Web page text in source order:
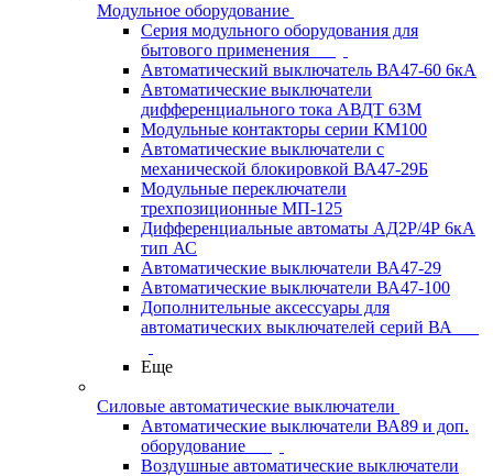
Модульное оборудование
Серия модульного оборудования для
бытового применения
Автоматический выключатель ВА47-60 6кА
Автоматические выключатели
дифференциального тока АВДТ 63М
Модульные контакторы серии КМ100
Автоматические выключатели с
механической блокировкой ВА47-29Б
Модульные переключатели
трехпозиционные МП-125
Дифференциальные автоматы АД2Р/4Р 6кА
тип АС
Автоматические выключатели ВА47-29
Автоматические выключатели ВА47-100
Дополнительные аксессуары для
автоматических выключателей серий ВА
Еще
Силовые автоматические выключатели
Автоматические выключатели ВА89 и доп.
оборудование
Воздушные автоматические выключатели